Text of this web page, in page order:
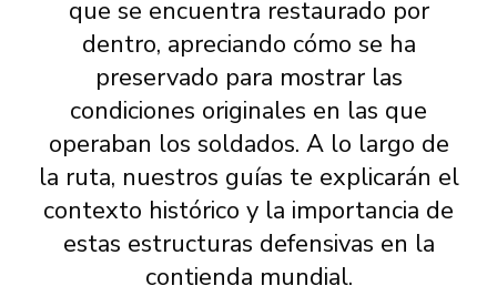
que se encuentra restaurado por
dentro, apreciando cómo se ha
preservado para mostrar las
condiciones originales en las que
operaban los soldados. A lo largo de
la ruta, nuestros guías te explicarán el
contexto histórico y la importancia de
estas estructuras defensivas en la
contienda mundial.